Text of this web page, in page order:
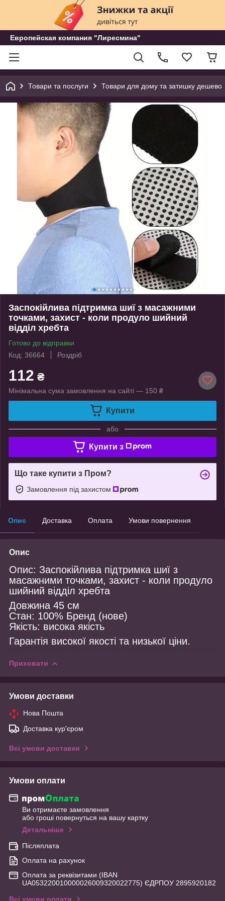
Европейская компания "Лиресмина"
Товари та послуги Товари для дому та затишку дешево
Заспокійлива підтримка шиї з масажними
точками, захист - коли продуло шийний
відділ хребта
Готово до відправки
Код: 36664
Роздріб
112 ₴
Мінімальна сума замовлення на сайті — 150 ₴
Купити
або
Купити з
Що таке купити з Пром?
Замовлення під захистом
Опис Доставка Оплата Умови повернення
Опис
Опис: Заспокійлива підтримка шиї з
масажними точками, захист - коли продуло
шийний відділ хребта
Довжина 45 см
Стан: 100% Бренд (нове)
Якість: висока якість
Гарантія високої якості та низької ціни.
Приховати
Умови доставки
Нова Пошта
Доставка кур'єром
Всі умови доставки
Умови оплати
Ви отримаєте замовлення
або гроші повернуться на вашу картку
Детальніше
Післяплата
Оплата на рахунок
Оплата за реквізитами (IBAN
UA053220010000026009320022775) ЄДРПОУ 2895920182
Всі умови оплати